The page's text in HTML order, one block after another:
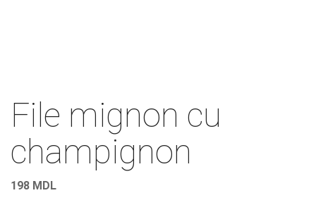
File mignon cu
champignon
198 MDL